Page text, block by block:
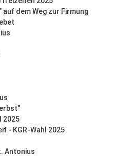
auf dem Weg zur Firmung
2025
- KGR-Wahl 2025
Antonius